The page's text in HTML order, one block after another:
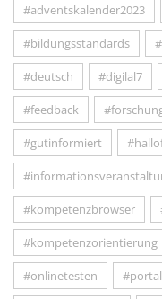
#adventskalender2023
#bildungsstandards
#deutsch #digilal7
#feedback
#gutinformiert
#kompetenzbrowser
#kompetenzorientierung
#onlinetesten #portal